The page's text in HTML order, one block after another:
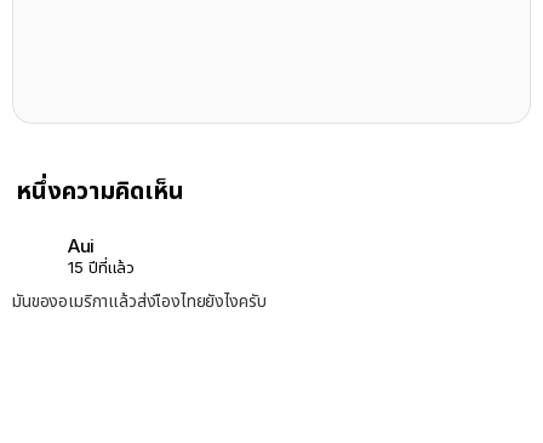
หนึ่งความคิดเห็น
Aui
15 ปีที่แล้ว
มันของอเมริกาแล้วส่งเืองไทยยังไงครับ